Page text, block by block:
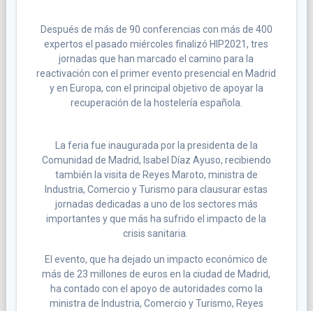
Después de más de 90 conferencias con más de 400
expertos el pasado miércoles finalizó HIP2021, tres
jornadas que han marcado el camino para la
reactivación con el primer evento presencial en Madrid
y en Europa, con el principal objetivo de apoyar la
recuperación de la hostelería española.
La feria fue inaugurada por la presidenta de la
Comunidad de Madrid, Isabel Díaz Ayuso, recibiendo
también la visita de Reyes Maroto, ministra de
Industria, Comercio y Turismo para clausurar estas
jornadas dedicadas a uno de los sectores más
importantes y que más ha sufrido el impacto de la
crisis sanitaria.
El evento, que ha dejado un impacto económico de
más de 23 millones de euros en la ciudad de Madrid,
ha contado con el apoyo de autoridades como la
ministra de Industria, Comercio y Turismo, Reyes